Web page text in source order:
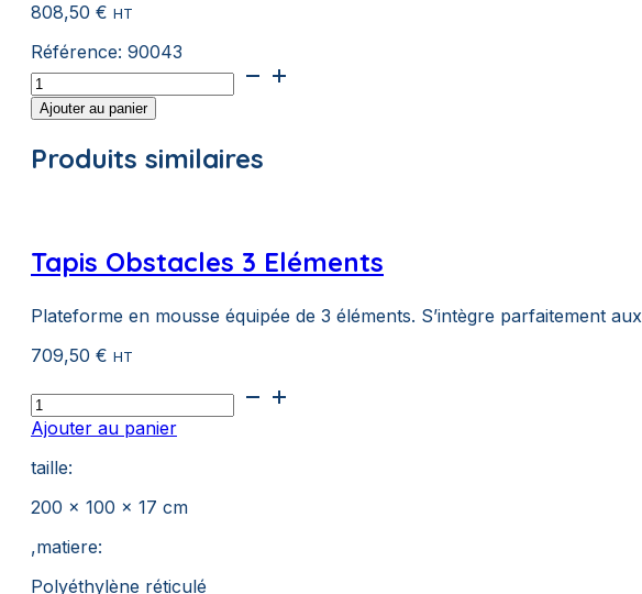
808,50 € HT
Référence: 90043
quantité
de
Radeau
2M
Ajouter au panier
Produits similaires
Tapis Obstacles 3 Eléments
Plateforme en mousse équipée de 3 éléments. S’intègre parfaitement aux
709,50 € HT
quantité
de
Tapis
Obstacles
3
Eléments
Ajouter au panier
taille:
200 x 100 x 17 cm
,matiere:
Polyéthylène réticulé